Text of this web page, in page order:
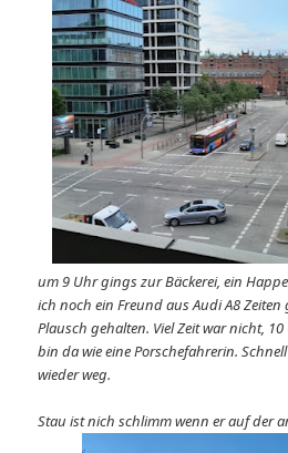
um 9 Uhr gings zur Bäckerei, ein
ich noch ein Freund aus Audi A8
Plausch gehalten. Viel Zeit war nicht,
bin da wie eine Porschefahrerin.
wieder weg.
Stau ist nich schlimm wenn er auf der